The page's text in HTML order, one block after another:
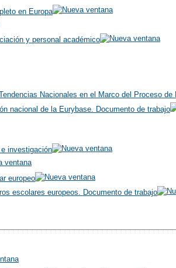
en Europa
y personal académico
Nacionales en el Marco del Proceso de
nacional de la Eurybase. Documento de trabajo
investigación
europeo
escolares europeos. Documento de trabajo